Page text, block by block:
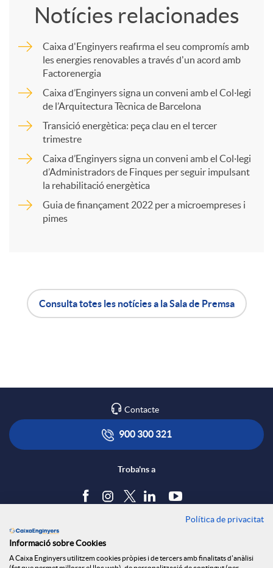
r
a
r
e
s
Notícies relacionades
Caixa d'Enginyers reafirma el seu compromís amb
les energies renovables a través d'un acord amb
Factorenergia
Caixa d’Enginyers signa un conveni amb el Col·legi
de l’Arquitectura Tècnica de Barcelona
Transició energètica: peça clau en el tercer
trimestre
Caixa d’Enginyers signa un conveni amb el Col·legi
d’Administradors de Finques per seguir impulsant
la rehabilitació energètica
Guia de finançament 2022 per a microempreses i
pimes
i
c
ó
a
Consulta totes les notícies a la Sala de Premsa
Contacte
900 300 321
Troba'ns a
Política de cookies
Política de privacitat
Informació sobre Cookies
A Caixa Enginyers utilitzem cookies pròpies i de tercers amb finalitats d'anàlisi